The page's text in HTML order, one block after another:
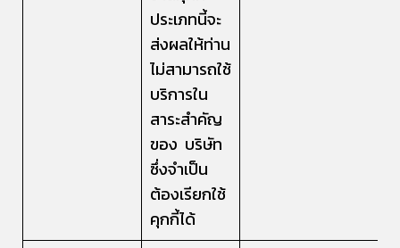
ประเภทนี้จะ
ส่งผลให้ท่าน
ไม่สามารถใช้
บริการใน
สาระสำคัญ
ของ บริษัท
ซึ่งจำเป็น
ต้องเรียกใช้
คุกกี้ได้